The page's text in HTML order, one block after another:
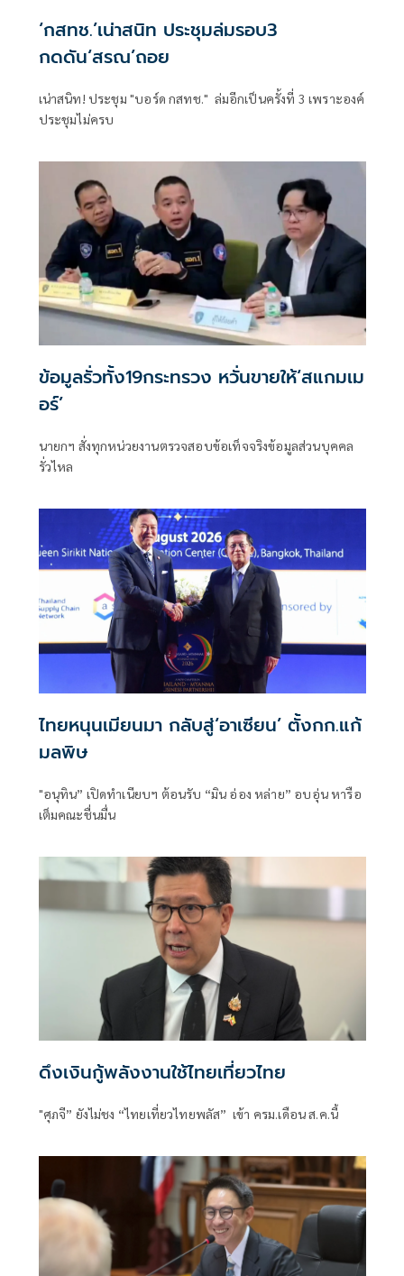
‘กสทช.’เน่าสนิท ประชุมล่มรอบ3
กดดัน‘สรณ’ถอย
เน่าสนิท! ประชุม "บอร์ด กสทช." ล่มอีกเป็นครั้งที่ 3 เพราะองค์
ประชุมไม่ครบ
ข้อมูลรั่วทั้ง19กระทรวง หวั่นขายให้‘สแกมเม
อร์’
นายกฯ สั่งทุกหน่วยงานตรวจสอบข้อเท็จจริงข้อมูลส่วนบุคคล
รั่วไหล
ไทยหนุนเมียนมา กลับสู่‘อาเซียน’ ตั้งกก.แก้
มลพิษ
"อนุทิน” เปิดทำเนียบฯ ต้อนรับ “มิน อ่อง หล่าย” อบอุ่น หารือ
เต็มคณะชื่นมื่น
ดึงเงินกู้พลังงานใช้ไทยเที่ยวไทย
"ศุภจี” ยังไม่ชง “ไทยเที่ยวไทยพลัส” เข้า ครม.เดือน ส.ค.นี้